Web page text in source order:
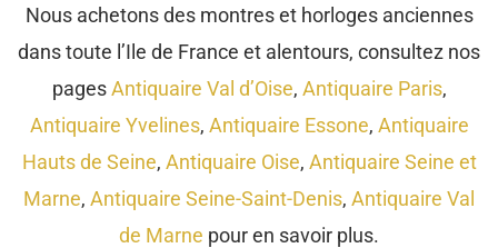
Nous achetons des montres et horloges anciennes
dans toute l’Ile de France et alentours, consultez nos
pagesAntiquaire Val d’Oise, Antiquaire Paris,
Antiquaire Yvelines, Antiquaire Essone, Antiquaire
Hauts de Seine, Antiquaire Oise, Antiquaire Seine et
Marne, Antiquaire Seine-Saint-Denis, Antiquaire Val
de Marne pour en savoir plus.